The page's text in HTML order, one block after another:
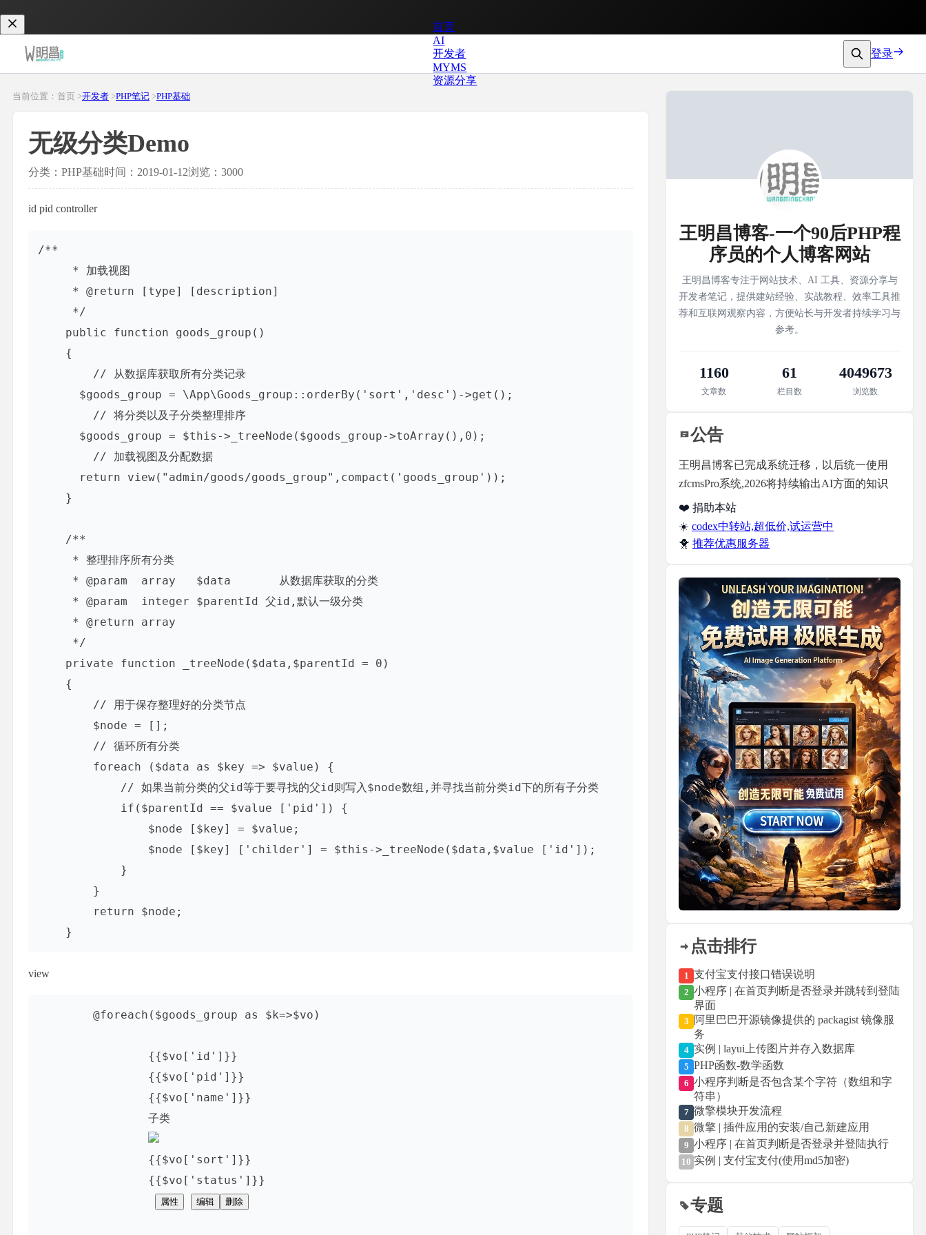
首页
AI
开发者
MYMS
资源分享
登录
当前位置：首页 >开发者 >PHP笔记 >PHP基础
无级分类Demo
分类：PHP基础时间：2019-01-12浏览：3000
id pid controller
/**
* 加载视图
* @return [type] [description]
*/
public function goods_group()
{
// 从数据库获取所有分类记录
$goods_group = \App\Goods_group::orderBy('sort','desc')->get();
// 将分类以及子分类整理排序
$goods_group = $this->_treeNode($goods_group->toArray(),0);
// 加载视图及分配数据
return view("admin/goods/goods_group",compact('goods_group'));
}
/**
* 整理排序所有分类
* @param  array   $data       从数据库获取的分类
* @param  integer $parentId 父id,默认一级分类
* @return array
*/
private function _treeNode($data,$parentId = 0)
{
// 用于保存整理好的分类节点
$node = [];
// 循环所有分类
foreach ($data as $key => $value) {
// 如果当前分类的父id等于要寻找的父id则写入$node数组,并寻找当前分类id下的所有子分类
if($parentId == $value ['pid']) {
$node [$key] = $value;
$node [$key] ['childer'] = $this->_treeNode($data,$value ['id']);
}
}
return $node;
view
{{$vo['id']}}
{{$vo['pid']}}
{{$vo['name']}}
子类
{{$vo['sort']}}
{{$vo['status']}}
属性 编辑 删除
王明昌博客-一个90后PHP程
序员的个人博客网站
王明昌博客专注于网站技术、AI 工具、资源分享与
开发者笔记，提供建站经验、实战教程、效率工具推
荐和互联网观察内容，方便站长与开发者持续学习与
参考。
1160
文章数
61
栏目数
4049673
浏览数
公告
王明昌博客已完成系统迁移，以后统一使用
zfcmsPro系统,2026将持续输出AI方面的知识
❤️ 捐助本站
☀️ codex中转站,超低价,试运营中
🐥 推荐优惠服务器
点击排行
1 支付宝支付接口错误说明
2 小程序 | 在首页判断是否登录并跳转到登陆
界面
3
阿里巴巴开源镜像提供的 packagist 镜像服
务
4 实例 | layui上传图片并存入数据库
5 PHP函数-数学函数
6 小程序判断是否包含某个字符（数组和字
符串）
7 微擎模块开发流程
8 微擎 | 插件应用的安装/自己新建应用
9 小程序 | 在首页判断是否登录并登陆执行
10 实例 | 支付宝支付(使用md5加密)
专题